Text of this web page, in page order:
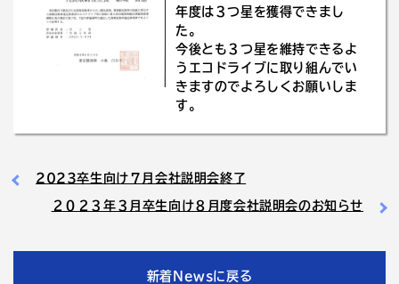
年度は３つ星を獲得できまし
た。
今後とも３つ星を維持できるよ
うエコドライブに取り組んでい
きますのでよろしくお願いしま
す。
2023卒生向け７月会社説明会終了
２０２３年３月卒生向け８月度会社説明会のお知らせ
新着Newsに戻る